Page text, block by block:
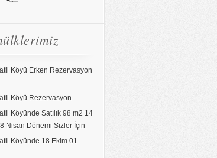
Köyü Erken Rezervasyon
Köyü Rezervasyon
Köyünde Satılık 98 m2 14
Nisan Dönemi Sizler İçin
Köyünde 18 Ekim 01